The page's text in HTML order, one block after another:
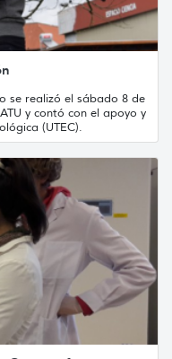
se realizó el sábado 8 de
y contó con el apoyo y
(UTEC).